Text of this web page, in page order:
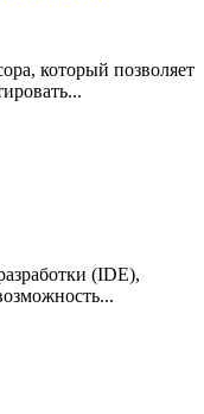
который позволяет
(IDE),